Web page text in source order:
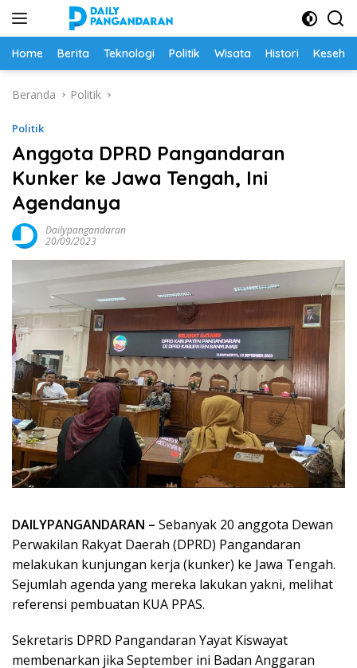
Home Berita Teknologi Politik Wisata Histori
Beranda Politik
Politik
Anggota DPRD Pangandaran
Kunker ke Jawa Tengah, Ini
Agendanya
Dailypangandaran
20/09/2023
DAILYPANGANDARAN – Sebanyak 20 anggota Dewan
Perwakilan Rakyat Daerah (DPRD) Pangandaran
melakukan kunjungan kerja (kunker) ke Jawa Tengah.
Sejumlah agenda yang mereka lakukan yakni, melihat
referensi pembuatan KUA PPAS.
Sekretaris DPRD Pangandaran Yayat Kiswayat
membenarkan jika September ini Badan Anggaran